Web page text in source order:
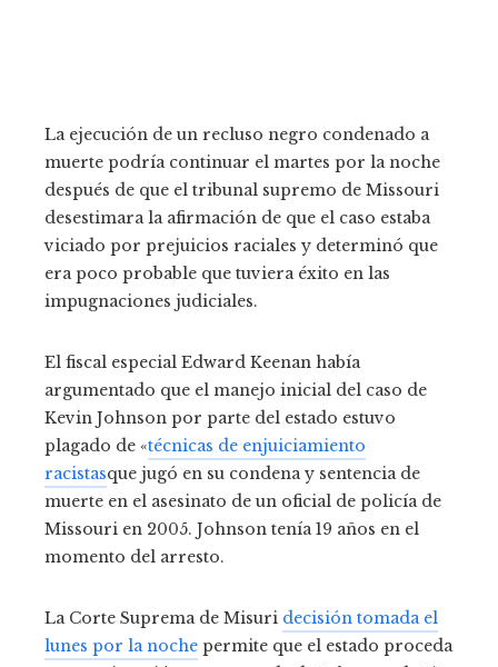
La ejecución de un recluso negro condenado a
muerte podría continuar el martes por la noche
después de que el tribunal supremo de Missouri
desestimara la afirmación de que el caso estaba
viciado por prejuicios raciales y determinó que
era poco probable que tuviera éxito en las
impugnaciones judiciales.
El fiscal especial Edward Keenan había
argumentado que el manejo inicial del caso de
Kevin Johnson por parte del estado estuvo
plagado de «técnicas de enjuiciamiento
racistasque jugó en su condena y sentencia de
muerte en el asesinato de un oficial de policía de
Missouri en 2005. Johnson tenía 19 años en el
momento del arresto.
La Corte Suprema de Misuri decisión tomada el
lunes por la noche permite que el estado proceda